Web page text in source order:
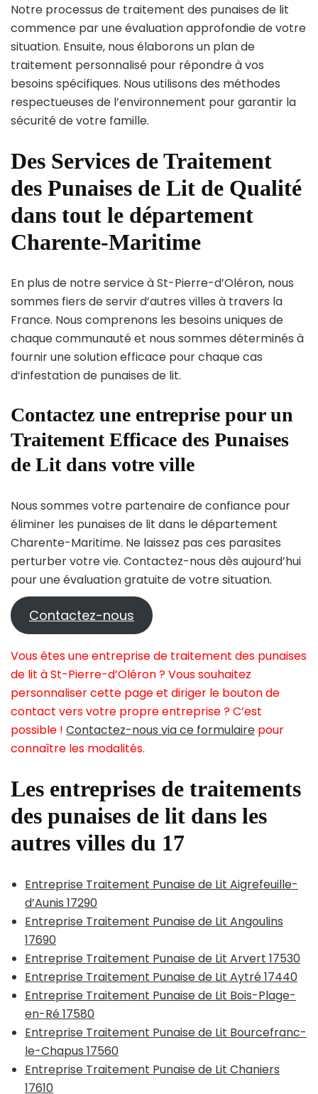
Notre processus de traitement des punaises de lit
commence par une évaluation approfondie de votre
situation. Ensuite, nous élaborons un plan de
traitement personnalisé pour répondre à vos
besoins spécifiques. Nous utilisons des méthodes
respectueuses de l’environnement pour garantir la
sécurité de votre famille.
Des Services de Traitement
des Punaises de Lit de Qualité
dans tout le département
Charente-Maritime
En plus de notre service à St-Pierre-d’Oléron, nous
sommes fiers de servir d’autres villes à travers la
France. Nous comprenons les besoins uniques de
chaque communauté et nous sommes déterminés à
fournir une solution efficace pour chaque cas
d’infestation de punaises de lit.
Contactez une entreprise pour un
Traitement Efficace des Punaises
de Lit dans votre ville
Nous sommes votre partenaire de confiance pour
éliminer les punaises de lit dans le département
Charente-Maritime. Ne laissez pas ces parasites
perturber votre vie. Contactez-nous dès aujourd’hui
pour une évaluation gratuite de votre situation.
Contactez-nous
Vous êtes une entreprise de traitement des punaises
de lit à St-Pierre-d’Oléron ? Vous souhaitez
personnaliser cette page et diriger le bouton de
contact vers votre propre entreprise ? C’est
possible ! Contactez-nous via ce formulaire pour
connaître les modalités.
Les entreprises de traitements
des punaises de lit dans les
autres villes du 17
Entreprise Traitement Punaise de Lit Aigrefeuille-
d’Aunis 17290
Entreprise Traitement Punaise de Lit Angoulins
17690
Entreprise Traitement Punaise de Lit Arvert 17530
Entreprise Traitement Punaise de Lit Aytré 17440
Entreprise Traitement Punaise de Lit Bois-Plage-
en-Ré 17580
Entreprise Traitement Punaise de Lit Bourcefranc-
le-Chapus 17560
Entreprise Traitement Punaise de Lit Chaniers
17610